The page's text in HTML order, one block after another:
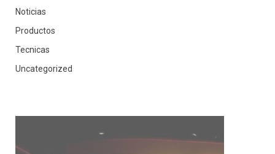
Noticias
Productos
Tecnicas
Uncategorized